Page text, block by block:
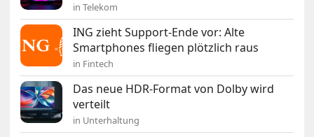
in Telekom
ING zieht Support-Ende vor: Alte
Smartphones fliegen plötzlich raus
in Fintech
Das neue HDR-Format von Dolby wird
verteilt
in Unterhaltung